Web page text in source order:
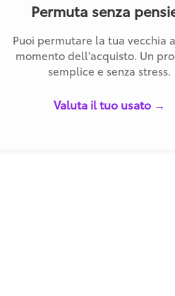
Permuta senza
Puoi permutare la tua vecchia
momento dell'acquisto. Un
semplice e senza stress.
Valuta il tuo usato →